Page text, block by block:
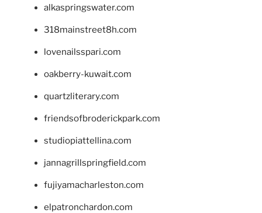
alkaspringswater.com
318mainstreet8h.com
lovenailsspari.com
oakberry-kuwait.com
quartzliterary.com
friendsofbroderickpark.com
studiopiattellina.com
jannagrillspringfield.com
fujiyamacharleston.com
elpatronchardon.com